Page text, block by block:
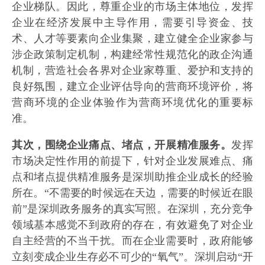
企业梯队。因此，尊重企业的市场主体地位，发挥
企业在经济发展中主导作用，需要引导资金、技
术、人才等要素向企业集聚，建立健全企业家参与
涉企政策制定机制，构建经常性规范化的政企沟通
机制，营造社会各界对企业家尊重、爱护和支持的
良好氛围，建立企业评估导向的营商环境评价，将
营商环境的企业体验作为营商环境优化的重要标
准。
其次，围绕企业痛点、堵点，开展精准服务。发挥
市场决定性作用的前提下，针对企业发展难点、痛
点和堵点提供精准服务是深圳助推企业成长的经验
所在。“不需要的时候远在天边，需要的时候近在眼
前”是深圳政务服务的真实写照。在深圳，充分竞争
领域基本感觉不到政府的存在，有效避免了对企业
自主经营的不当干扰。而在企业需要时，政府能够
立刻变成企业生存必不可少的“氧气”。深圳启动“开